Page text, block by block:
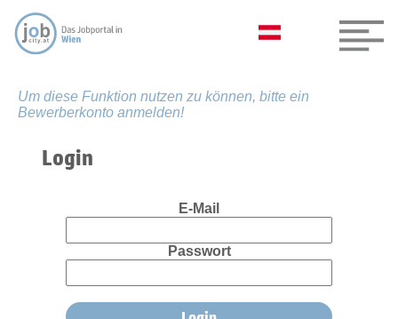
Um diese Funktion nutzen zu können, bitte ein
Bewerberkonto anmelden!
Login
E-Mail
Passwort